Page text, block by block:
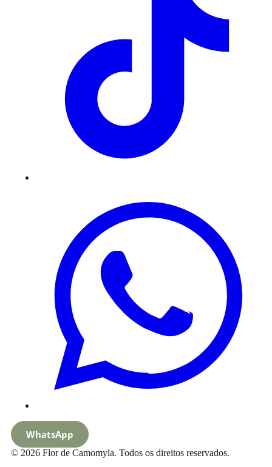
WhatsApp
© 2026 Flor de Camomyla. Todos os direitos reservados.